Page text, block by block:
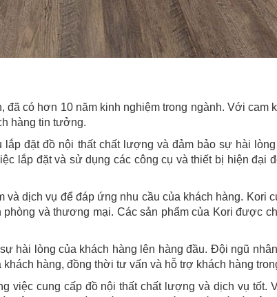
có hơn 10 năm kinh nghiệm trong ngành. Với cam
hàng tin tưởng.
đặt đồ nội thất chất lượng và đảm bảo sự hài
lắp đặt và sử dụng các công cụ và thiết bị hiện đại
dịch vụ để đáp ứng nhu cầu của khách hàng. Kori
và thương mại. Các sản phẩm của Kori được
hài lòng của khách hàng lên hàng đầu. Đội ngũ
hàng, đồng thời tư vấn và hỗ trợ khách hàng
việc cung cấp đồ nội thất chất lượng và dịch vụ tốt.